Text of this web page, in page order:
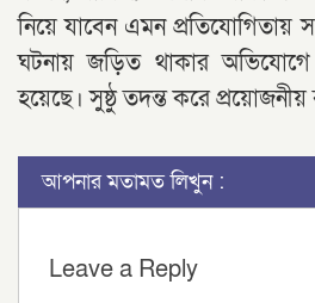
নিয়ে যাবেন এমন প্রতিযোগিতায়
ঘটনায় জড়িত থাকার
হয়েছে। সুষ্ঠু তদন্ত করে প্রয়োজনীয়
আপনার মতামত লিখুন :
Leave a Reply